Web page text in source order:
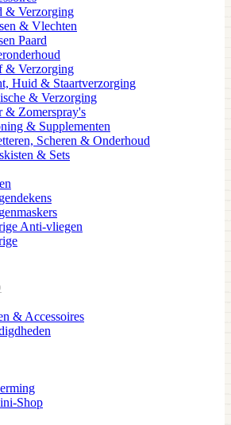
& Verzorging
& Vlechten
Paard
& Verzorging
Huid & Staartverzorging
& Verzorging
& Zomerspray's
& Supplementen
Scheren & Onderhoud
& Sets
Anti-vliegen
& Accessoires
Shop